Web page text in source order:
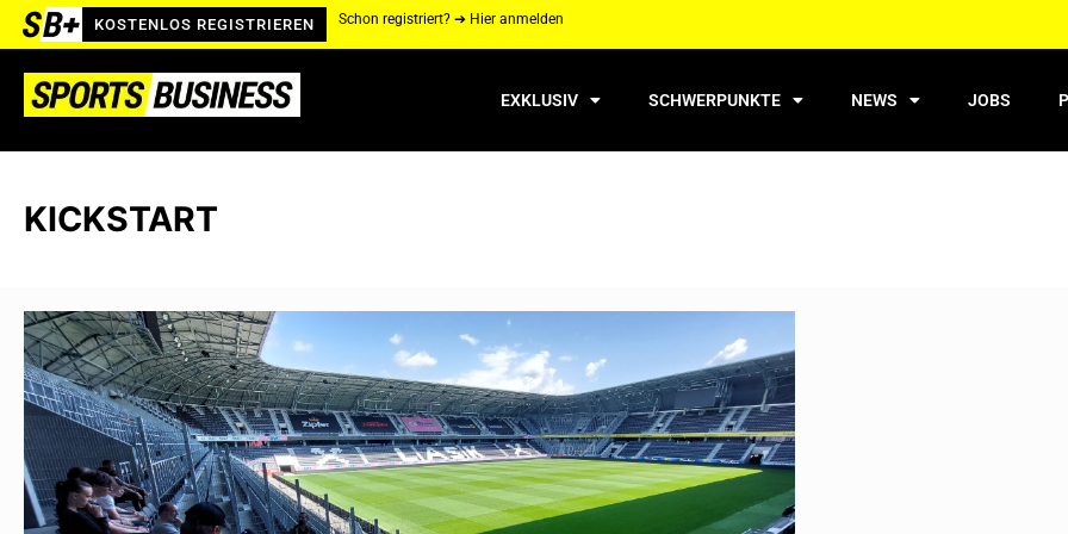
KOSTENLOS REGISTRIEREN Schon registriert? ➔ Hier anmelden
EXKLUSIV SCHWERPUNKTE NEWS JOBS
KICKSTART